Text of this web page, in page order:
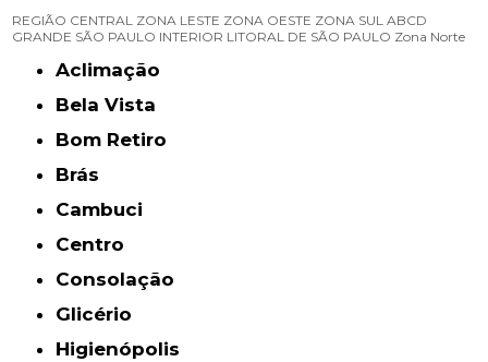
REGIÃO CENTRAL ZONA LESTE ZONA OESTE ZONA SUL ABCD
GRANDE SÃO PAULO INTERIOR LITORAL DE SÃO PAULO Zona Norte
Aclimação
Bela Vista
Bom Retiro
Brás
Cambuci
Centro
Consolação
Glicério
Higienópolis